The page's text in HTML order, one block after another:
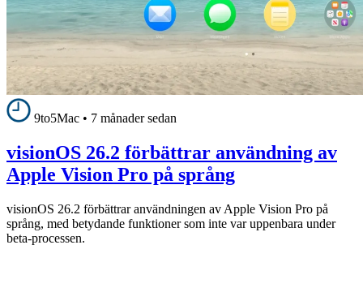
9to5Mac • 7 månader sedan
visionOS 26.2 förbättrar användning av
Apple Vision Pro på språng
visionOS 26.2 förbättrar användningen av Apple Vision Pro på
språng, med betydande funktioner som inte var uppenbara under
beta-processen.